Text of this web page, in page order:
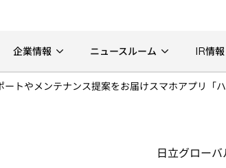
企業情報 ニュースルーム IR情報
トやメンテナンス提案をお届けスマホアプリ「
日立グロー